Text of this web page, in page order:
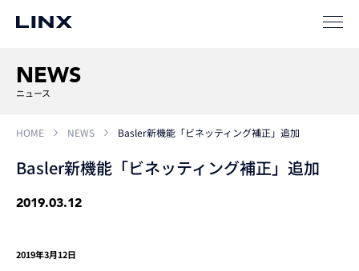
サポート
企業
NEWS
ニュース
HOME NEWS Basler新機能「ビネッティング補正」追加
Basler新機能「ビネッティング補正」追加
2019.03.12
2019年3月12日